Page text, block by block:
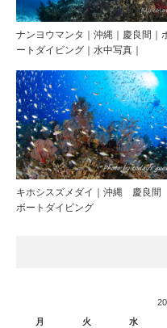
ナンヨウマンタ｜沖縄｜慶良間｜
ートダイビング｜水中写真｜
キホシスズメダイ｜沖縄 慶良間
ボートダイビング
月
火 水